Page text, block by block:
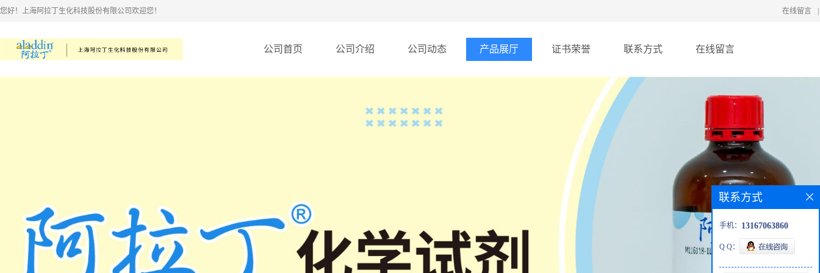
您好！上海阿拉丁生化科技股份有限公司欢迎您！ 在线留言
公司首页 公司介绍 公司动态 产品展厅 证书荣誉 联系方式 在线留言
联系方式
手机： 13167063860
Q Q：